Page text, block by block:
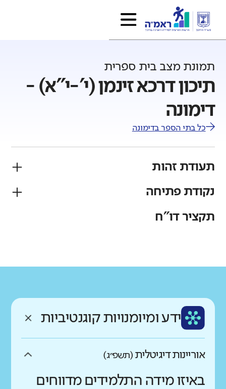
תמונת מצב בית ספרית
תיכון דרכא זינמן (י'-י"א) -
דימונה
כל בתי הספר בדימונה
תעודת זהות
פיקוח
נקודת פתיחה
רקע חברתי כלכלי
ממוצע תלמידים בכיתה
גבוה נמוך
תקציר דו"ח
ידע ומיומנויות קוגנטיביות
אוריינות דיגיטלית (תשפ״ג)
באיזו מידה התלמידים מדווחים